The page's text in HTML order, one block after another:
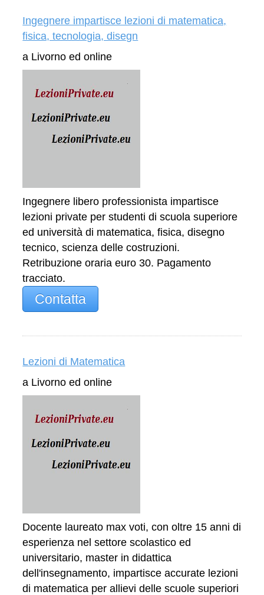
Ingegnere impartisce lezioni di matematica,
fisica, tecnologia, disegn
a Livorno ed online
Ingegnere libero professionista impartisce
lezioni private per studenti di scuola superiore
ed università di matematica, fisica, disegno
tecnico, scienza delle costruzioni.
Retribuzione oraria euro 30. Pagamento
tracciato.
Contatta
Lezioni di Matematica
a Livorno ed online
Docente laureato max voti, con oltre 15 anni di
esperienza nel settore scolastico ed
universitario, master in didattica
dell'insegnamento, impartisce accurate lezioni
di matematica per allievi delle scuole superiori